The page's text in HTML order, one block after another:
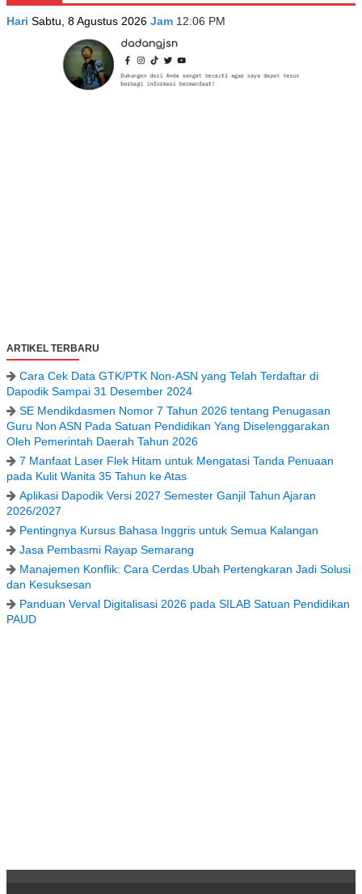
Hari Sabtu, 8 Agustus 2026 Jam 12:06 PM
ARTIKEL TERBARU
Cara Cek Data GTK/PTK Non-ASN yang Telah Terdaftar di
Dapodik Sampai 31 Desember 2024
SE Mendikdasmen Nomor 7 Tahun 2026 tentang Penugasan
Guru Non ASN Pada Satuan Pendidikan Yang Diselenggarakan
Oleh Pemerintah Daerah Tahun 2026
7 Manfaat Laser Flek Hitam untuk Mengatasi Tanda Penuaan
pada Kulit Wanita 35 Tahun ke Atas
Aplikasi Dapodik Versi 2027 Semester Ganjil Tahun Ajaran
2026/2027
Pentingnya Kursus Bahasa Inggris untuk Semua Kalangan
Jasa Pembasmi Rayap Semarang
Manajemen Konflik: Cara Cerdas Ubah Pertengkaran Jadi Solusi
dan Kesuksesan
Panduan Verval Digitalisasi 2026 pada SILAB Satuan Pendidikan
PAUD